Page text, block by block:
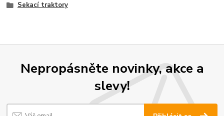
Sekací traktory
Nepropásněte novinky, akce a
slevy!